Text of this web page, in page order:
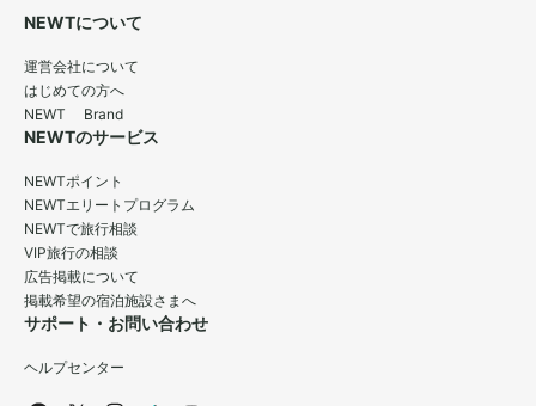
NEWTについて
運営会社について
はじめての方へ
NEWT Brand
NEWTのサービス
NEWTポイント
NEWTエリートプログラム
NEWTで旅行相談
VIP旅行の相談
広告掲載について
掲載希望の宿泊施設さまへ
サポート・お問い合わせ
ヘルプセンター